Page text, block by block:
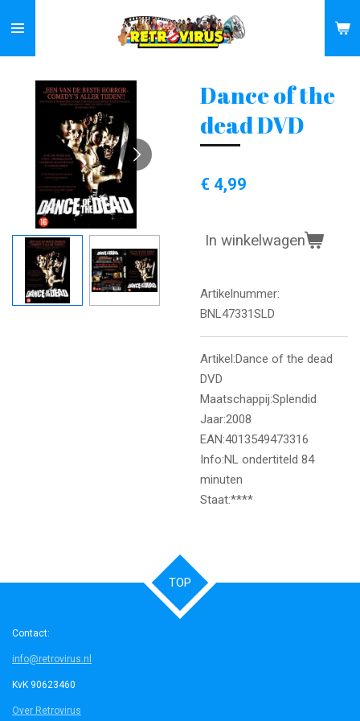
direct
naar
hoofdinhoud
Dance of the
dead DVD
€ 4,99
In winkelwagen
Artikelnummer:
BNL47331SLD
Artikel:Dance of the dead
DVD
Maatschappij:Splendid
Jaar:2008
EAN:4013549473316
Info:NL ondertiteld 84
minuten
Staat:****
TOP
Contact:
info@retrovirus.nl
KvK 90623460
Over Retrovirus